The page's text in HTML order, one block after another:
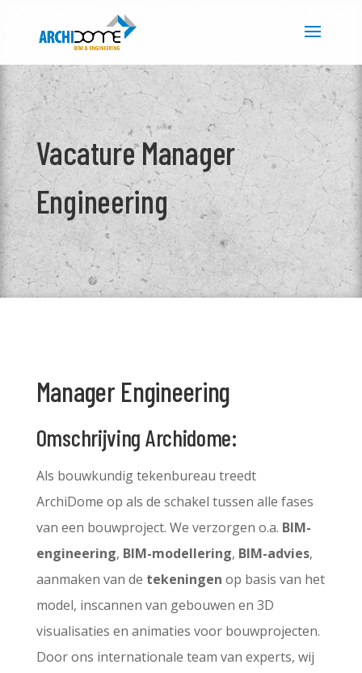
Vacature Manager
Engineering
Manager Engineering
Omschrijving Archidome:
Als bouwkundig tekenbureau treedt
ArchiDome op als de schakel tussen alle fases
van een bouwproject. We verzorgen o.a. BIM-
engineering, BIM-modellering, BIM-advies,
aanmaken van de tekeningen op basis van het
model, inscannen van gebouwen en 3D
visualisaties en animaties voor bouwprojecten.
Door ons internationale team van experts, wij